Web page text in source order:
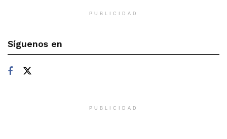
PUBLICIDAD
Síguenos en
PUBLICIDAD